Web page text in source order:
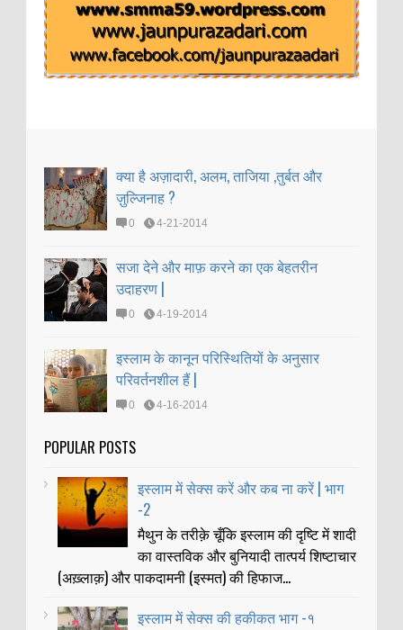
क्या है अज़ादारी, अलम, ताजिया ,तुर्बत और
ज़ुल्जिनाह ?
0 4-21-2014
सजा देने और माफ़ करने का एक बेहतरीन
उदाहरण |
0 4-19-2014
इस्लाम के कानून परिस्थितियों के अनुसार
परिवर्तनशील हैं |
0 4-16-2014
POPULAR POSTS
इस्लाम में सेक्स करें और कब ना करें | भाग
-2
मैथुन के तरीक़े चूँकि इस्लाम की दृष्टि में शादी
का वास्तविक और बुनियादी तात्पर्य शिष्टाचार
(अख़्लाक़) और पाकदामनी (इस्मत) की हिफाज...
इस्लाम में सेक्स की हकीकत भाग -१